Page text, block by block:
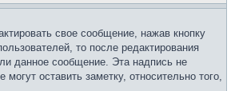
свое сообщение, нажав кнопку
то после редактирования
данное сообщение. Эта надпись не
оставить заметку, относительно того,